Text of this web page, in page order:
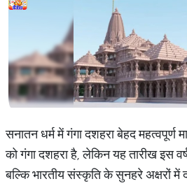
सनातन धर्म में गंगा दशहरा बेहद महत्वपूर्ण
को गंगा दशहरा है, लेकिन यह तारीख इस
बल्कि भारतीय संस्कृति के सुनहरे अक्षरों में